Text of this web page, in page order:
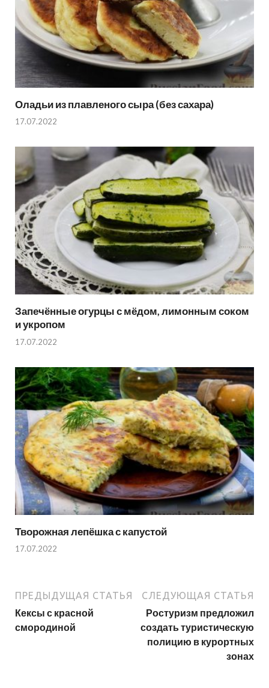
Оладьи из плавленого сыра (без сахара)
17.07.2022
Запечённые огурцы с мёдом, лимонным соком
и укропом
17.07.2022
Творожная лепёшка с капустой
17.07.2022
ПРЕДЫДУЩАЯ СТАТЬЯ
Кексы с красной
смородиной
СЛЕДУЮЩАЯ СТАТЬЯ
Ростуризм предложил
создать туристическую
полицию в курортных
зонах